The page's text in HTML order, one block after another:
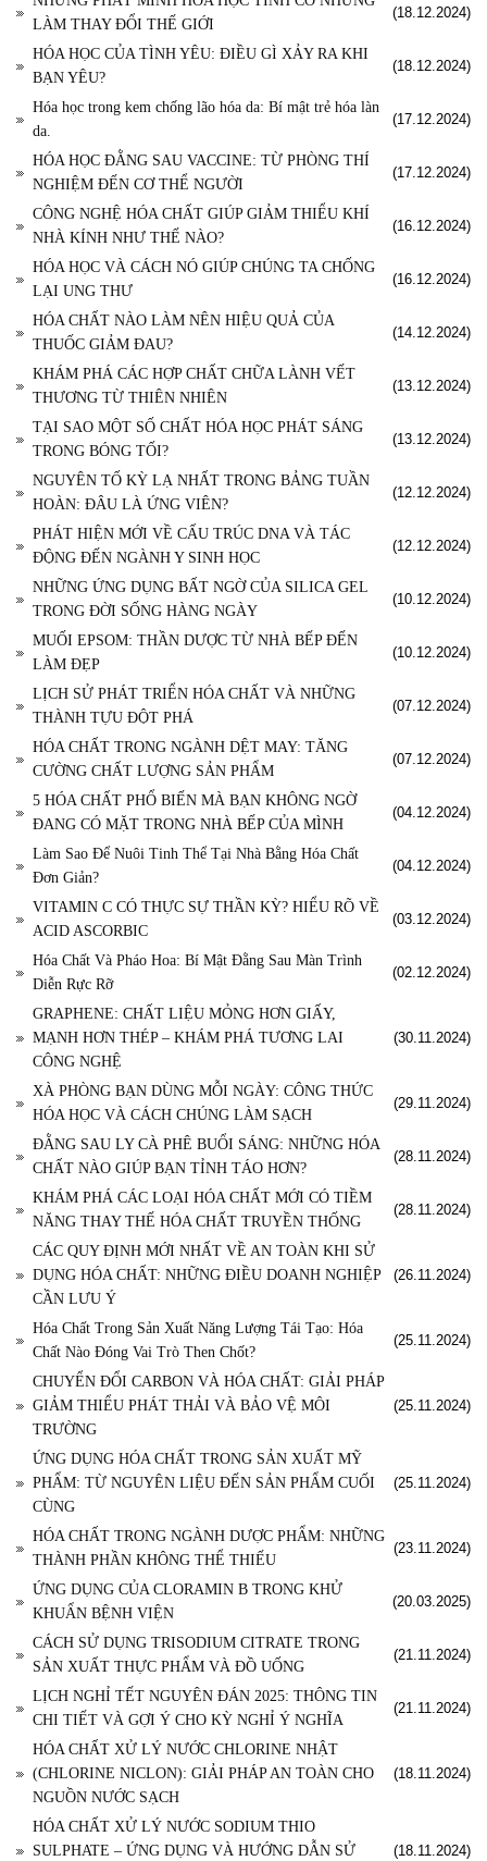
LÀM THAY ĐỔI THẾ GIỚI
(18.12.2024)
HÓA HỌC CỦA TÌNH YÊU: ĐIỀU GÌ XẢY RA KHI
BẠN YÊU?
(18.12.2024)
Hóa học trong kem chống lão hóa da: Bí mật trẻ hóa làn
da.
(17.12.2024)
HÓA HỌC ĐẰNG SAU VACCINE: TỪ PHÒNG THÍ
NGHIỆM ĐẾN CƠ THỂ NGƯỜI
(17.12.2024)
CÔNG NGHỆ HÓA CHẤT GIÚP GIẢM THIỂU KHÍ
NHÀ KÍNH NHƯ THẾ NÀO?
(16.12.2024)
HÓA HỌC VÀ CÁCH NÓ GIÚP CHÚNG TA CHỐNG
LẠI UNG THƯ
(16.12.2024)
HÓA CHẤT NÀO LÀM NÊN HIỆU QUẢ CỦA
THUỐC GIẢM ĐAU?
(14.12.2024)
KHÁM PHÁ CÁC HỢP CHẤT CHỮA LÀNH VẾT
THƯƠNG TỪ THIÊN NHIÊN
(13.12.2024)
TẠI SAO MỘT SỐ CHẤT HÓA HỌC PHÁT SÁNG
TRONG BÓNG TỐI?
(13.12.2024)
NGUYÊN TỐ KỲ LẠ NHẤT TRONG BẢNG TUẦN
HOÀN: ĐÂU LÀ ỨNG VIÊN?
(12.12.2024)
PHÁT HIỆN MỚI VỀ CẤU TRÚC DNA VÀ TÁC
ĐỘNG ĐẾN NGÀNH Y SINH HỌC
(12.12.2024)
NHỮNG ỨNG DỤNG BẤT NGỜ CỦA SILICA GEL
TRONG ĐỜI SỐNG HÀNG NGÀY
(10.12.2024)
MUỐI EPSOM: THẦN DƯỢC TỪ NHÀ BẾP ĐẾN
LÀM ĐẸP
(10.12.2024)
LỊCH SỬ PHÁT TRIỂN HÓA CHẤT VÀ NHỮNG
THÀNH TỰU ĐỘT PHÁ
(07.12.2024)
HÓA CHẤT TRONG NGÀNH DỆT MAY: TĂNG
CƯỜNG CHẤT LƯỢNG SẢN PHẨM
(07.12.2024)
5 HÓA CHẤT PHỔ BIẾN MÀ BẠN KHÔNG NGỜ
ĐANG CÓ MẶT TRONG NHÀ BẾP CỦA MÌNH
(04.12.2024)
Làm Sao Để Nuôi Tinh Thể Tại Nhà Bằng Hóa Chất
Đơn Giản?
(04.12.2024)
VITAMIN C CÓ THỰC SỰ THẦN KỲ? HIỂU RÕ VỀ
ACID ASCORBIC
(03.12.2024)
Hóa Chất Và Pháo Hoa: Bí Mật Đằng Sau Màn Trình
Diễn Rực Rỡ
(02.12.2024)
GRAPHENE: CHẤT LIỆU MỎNG HƠN GIẤY,
MẠNH HƠN THÉP – KHÁM PHÁ TƯƠNG LAI
CÔNG NGHỆ
(30.11.2024)
XÀ PHÒNG BẠN DÙNG MỖI NGÀY: CÔNG THỨC
HÓA HỌC VÀ CÁCH CHÚNG LÀM SẠCH
(29.11.2024)
ĐẰNG SAU LY CÀ PHÊ BUỔI SÁNG: NHỮNG HÓA
CHẤT NÀO GIÚP BẠN TỈNH TÁO HƠN?
(28.11.2024)
KHÁM PHÁ CÁC LOẠI HÓA CHẤT MỚI CÓ TIỀM
NĂNG THAY THẾ HÓA CHẤT TRUYỀN THỐNG
(28.11.2024)
CÁC QUY ĐỊNH MỚI NHẤT VỀ AN TOÀN KHI SỬ
DỤNG HÓA CHẤT: NHỮNG ĐIỀU DOANH NGHIỆP
CẦN LƯU Ý
(26.11.2024)
Hóa Chất Trong Sản Xuất Năng Lượng Tái Tạo: Hóa
Chất Nào Đóng Vai Trò Then Chốt?
(25.11.2024)
CHUYỂN ĐỔI CARBON VÀ HÓA CHẤT: GIẢI PHÁP
GIẢM THIỂU PHÁT THẢI VÀ BẢO VỆ MÔI
TRƯỜNG
(25.11.2024)
ỨNG DỤNG HÓA CHẤT TRONG SẢN XUẤT MỸ
PHẨM: TỪ NGUYÊN LIỆU ĐẾN SẢN PHẨM CUỐI
CÙNG
(25.11.2024)
HÓA CHẤT TRONG NGÀNH DƯỢC PHẨM: NHỮNG
THÀNH PHẦN KHÔNG THỂ THIẾU
(23.11.2024)
ỨNG DỤNG CỦA CLORAMIN B TRONG KHỬ
KHUẨN BỆNH VIỆN
(20.03.2025)
CÁCH SỬ DỤNG TRISODIUM CITRATE TRONG
SẢN XUẤT THỰC PHẨM VÀ ĐỒ UỐNG
(21.11.2024)
LỊCH NGHỈ TẾT NGUYÊN ĐÁN 2025: THÔNG TIN
CHI TIẾT VÀ GỢI Ý CHO KỲ NGHỈ Ý NGHĨA
(21.11.2024)
HÓA CHẤT XỬ LÝ NƯỚC CHLORINE NHẬT
(CHLORINE NICLON): GIẢI PHÁP AN TOÀN CHO
NGUỒN NƯỚC SẠCH
(18.11.2024)
HÓA CHẤT XỬ LÝ NƯỚC SODIUM THIO
SULPHATE – ỨNG DỤNG VÀ HƯỚNG DẪN SỬ
(18.11.2024)